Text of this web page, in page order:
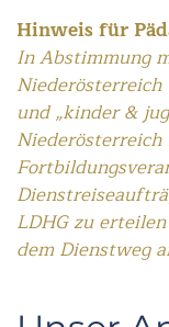
Hinweis für
In Abstimmung
Niederösterreich
und „kinder &
LDHG zu
dem Dienstweg